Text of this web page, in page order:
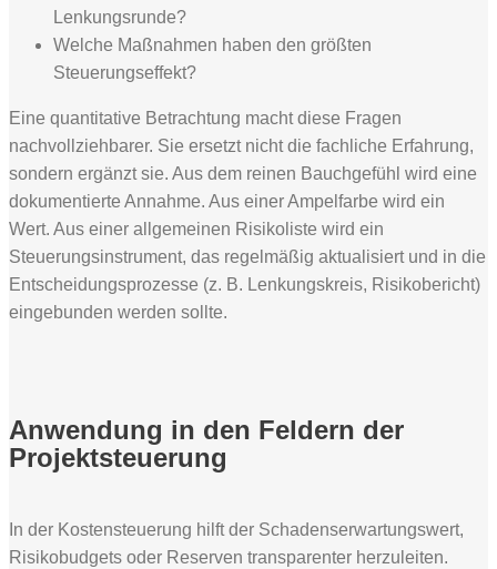
Lenkungsrunde?
Welche Maßnahmen haben den größten
Steuerungseffekt?
Eine quantitative Betrachtung macht diese Fragen
nachvollziehbarer. Sie ersetzt nicht die fachliche Erfahrung,
sondern ergänzt sie. Aus dem reinen Bauchgefühl wird eine
dokumentierte Annahme. Aus einer Ampelfarbe wird ein
Wert. Aus einer allgemeinen Risikoliste wird ein
Steuerungsinstrument, das regelmäßig aktualisiert und in die
Entscheidungsprozesse (z. B. Lenkungskreis, Risikobericht)
eingebunden werden sollte.
Anwendung in den Feldern der
Projektsteuerung
In der Kostensteuerung hilft der Schadenserwartungswert,
Risikobudgets oder Reserven transparenter herzuleiten.